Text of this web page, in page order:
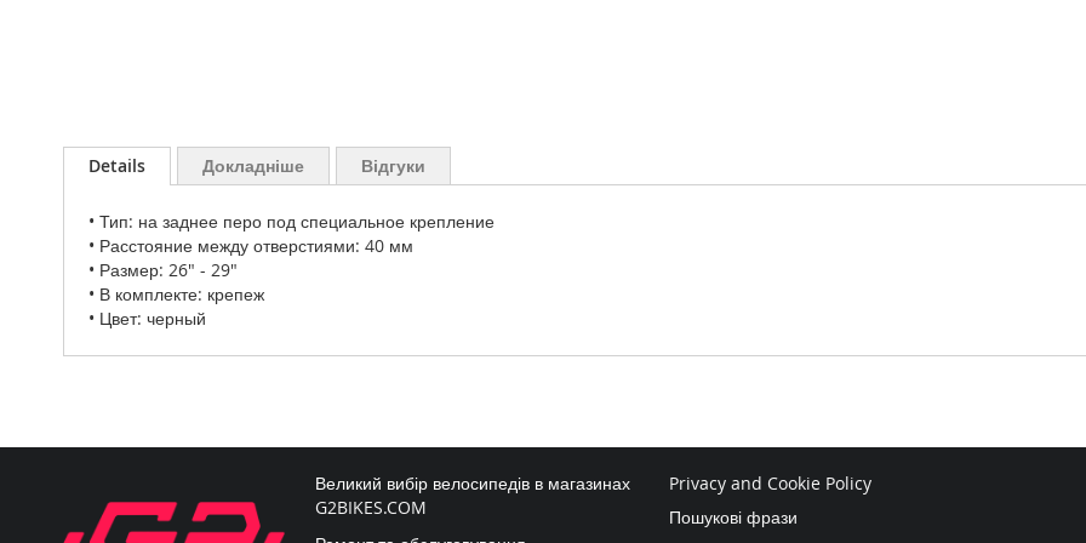
до
початку
зображень
Details
• Тип: на заднее перо под специальное крепление
• Расстояние между отверстиями: 40 мм
• Размер: 26" - 29"
• В комплекте: крепеж
• Цвет: черный
Докладніше Відгуки
Великий вибір велосипедів в магазинах
G2BIKES.COM
Privacy and Cookie Policy
Пошукові фрази